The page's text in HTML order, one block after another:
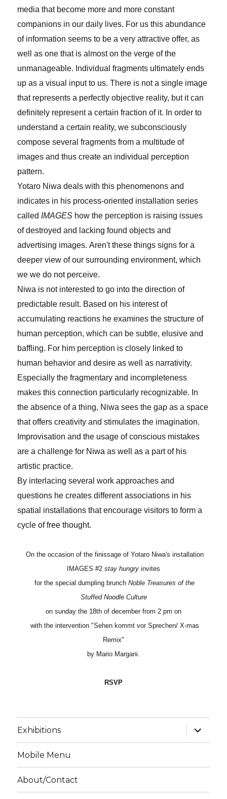
media that become more and more constant
companions in our daily lives. For us this abundance
of information seems to be a very attractive offer, as
well as one that is almost on the verge of the
unmanageable. Individual fragments ultimately ends
up as a visual input to us. There is not a single image
that represents a perfectly objective reality, but it can
definitely represent a certain fraction of it. In order to
understand a certain reality, we subconsciously
compose several fragments from a multitude of
images and thus create an individual perception
pattern.
Yotaro Niwa deals with this phenomenons and
indicates in his process-oriented installation series
called IMAGES how the perception is raising issues
of destroyed and lacking found objects and
advertising images.Aren't these things signs for a
deeper view of our surrounding environment, which
we we do not perceive.
Niwa is not interested to go intothe directionof
predictable result. Based on his interestof
accumulating reactions heexamines the structure of
human perception, which can be subtle, elusiveand
baffling. For him perception is closely linked to
human behavior and desire as well as narrativity.
Especially the fragmentary and incompleteness
makes this connection particularly recognizable. In
the absence of a thing, Niwa sees the gap as a space
that offers creativity and stimulates the imagination.
Improvisation and the usage of conscious mistakes
are a challenge for Niwa as well as a part of his
artistic practice.
By interlacing several work approaches and
questions he creates different associations in his
spatial installations that encourage visitors to form a
cycle of free thought.
On the occasion of the finissage of Yotaro Niwa's installation
IMAGES #2 stay hungry invites
for the special dumpling brunch Noble Treasures of the
Stuffed Noodle Culture
on sunday the 18th of december from 2 pm on
with theintervention "Sehen kommt vor Sprechen/ X-mas
Remix"
by Mario Margani.
RSVP
Exhibitions
Mobile Menu
About/Contact